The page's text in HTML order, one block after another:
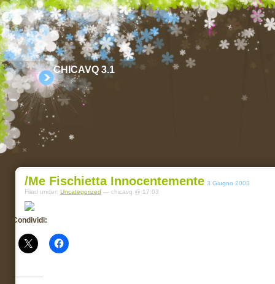
CHICAVQ 3.1
/me Fischietta Innocentemente 3 Giugno 2003
Filed under: Uncategorized — chicavq @ 17:03
Condividi: